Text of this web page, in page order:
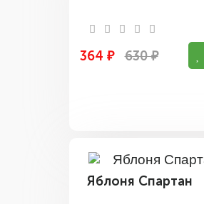
364 ₽ 630 ₽
Яблоня Спартан